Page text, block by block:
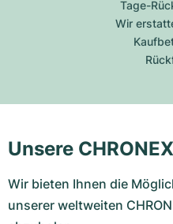
Tage-
Wir
Unsere
Wir bieten Ihnen die
unserer weltweiten